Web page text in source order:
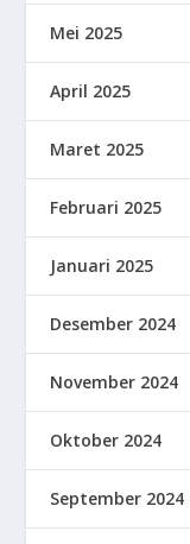
Mei 2025
April 2025
Maret 2025
Februari 2025
Januari 2025
Desember 2024
November 2024
Oktober 2024
September 2024